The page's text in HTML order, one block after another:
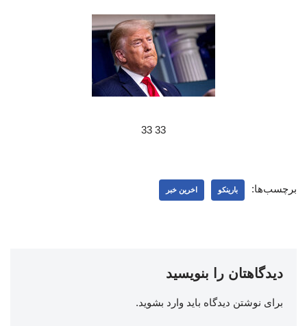
33 33
برچسب‌ها: بارینکو اخرین خبر
دیدگاهتان را بنویسید
برای نوشتن دیدگاه باید وارد بشوید.